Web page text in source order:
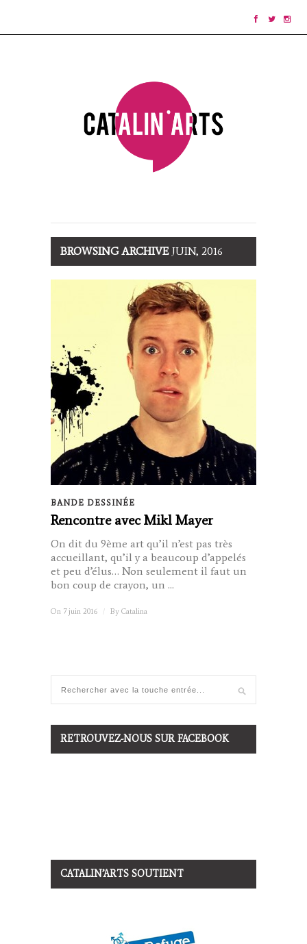
BROWSING ARCHIVE JUIN, 2016
BANDE DESSINÉE
Rencontre avec Mikl Mayer
On dit du 9ème art qu’il n’est pas très
accueillant, qu’il y a beaucoup d’appelés
et peu d’élus… Non seulement il faut un
bon coup de crayon, un ...
On 7 juin 2016 / By Catalina
RETROUVEZ-NOUS SUR FACEBOOK
CATALIN’ARTS SOUTIENT